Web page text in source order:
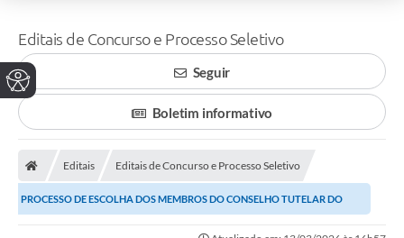
Editais de Concurso e Processo Seletivo
Seguir
Boletim informativo
Editais Editais de Concurso e Processo Seletivo
PROCESSO DE ESCOLHA DOS MEMBROS DO CONSELHO TUTELAR DO